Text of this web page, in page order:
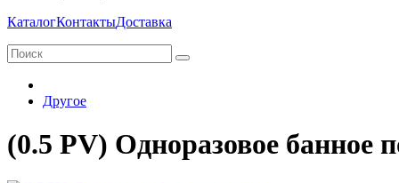
КаталогКонтактыДоставка
Другое
(0.5 PV) Одноразовое банное